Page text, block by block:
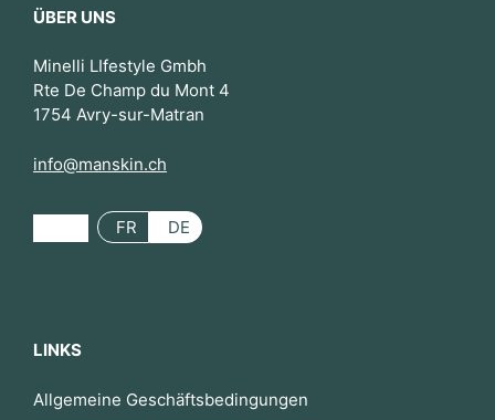
ÜBER UNS
Minelli LIfestyle Gmbh
Rte De Champ du Mont 4
1754 Avry-sur-Matran
info@manskin.ch
FR DE
LINKS
Allgemeine Geschäftsbedingungen